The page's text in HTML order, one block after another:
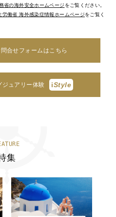
省の海外安全ホームページ をご覧ください。
労働省 海外感染症情報ホームページをご覧く
合せフォームはこちら
ジュアリー体験 iStyle
集